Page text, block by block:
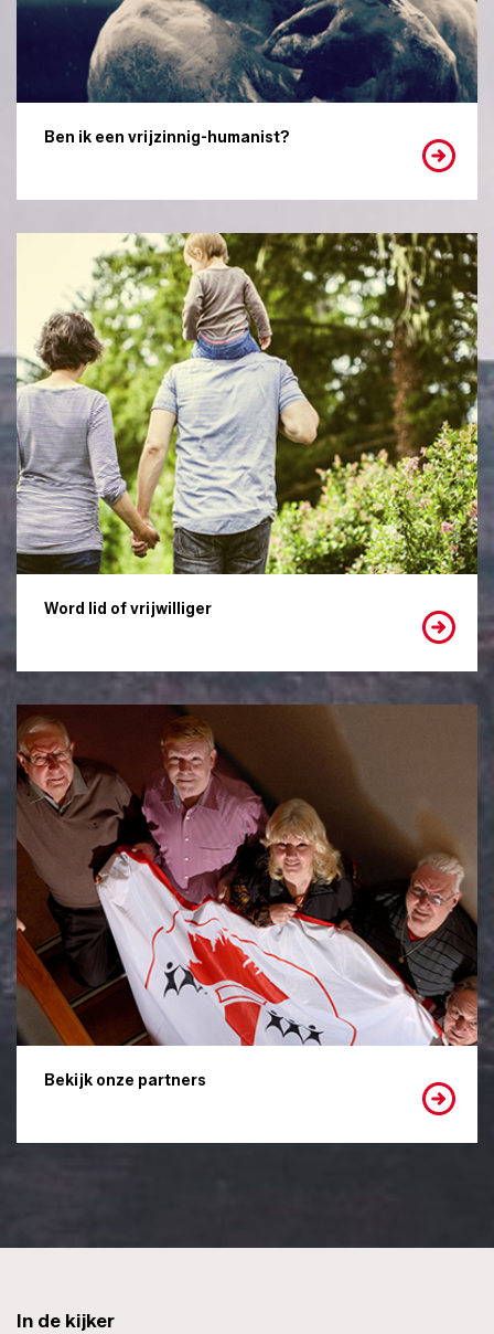
Ben ik een vrijzinnig-humanist?
Word lid of vrijwilliger
Bekijk onze partners
In de kijker